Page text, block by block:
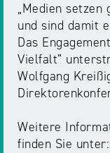
Safer
Internet
Day
„Medien
und sind damit
Das
Vielfalt“
Wolfgang
Weitere
finden Sie unter: